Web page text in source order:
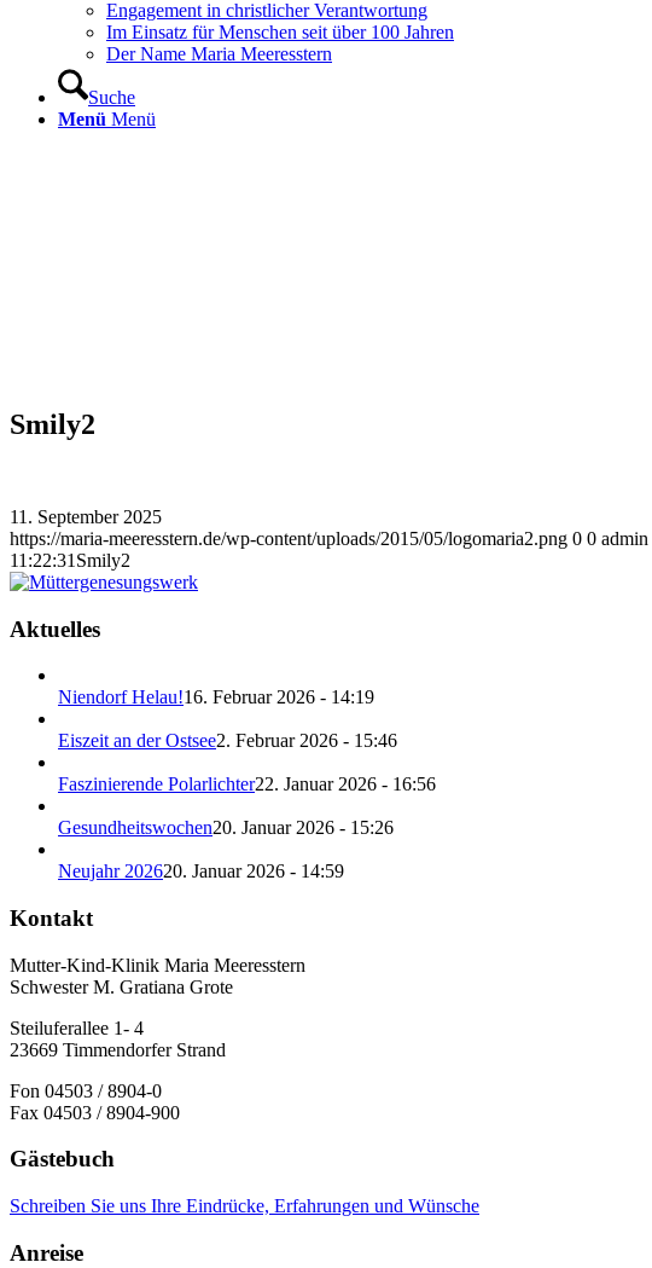
Engagement in christlicher Verantwortung
Im Einsatz für Menschen seit über 100 Jahren
Der Name Maria Meeresstern
Suche
Menü Menü
Smily2
11. September 2025
https://maria-meeresstern.de/wp-content/uploads/2015/05/logomaria2.png 0 0 admin
11:22:31 Smily2
Aktuelles
Niendorf Helau!16. Februar 2026 - 14:19
Eiszeit an der Ostsee2. Februar 2026 - 15:46
Faszinierende Polarlichter22. Januar 2026 - 16:56
Gesundheitswochen20. Januar 2026 - 15:26
Neujahr 202620. Januar 2026 - 14:59
Kontakt
Mutter-Kind-Klinik Maria Meeresstern
Schwester M. Gratiana Grote
Steiluferallee 1- 4
23669 Timmendorfer Strand
Fon 04503 / 8904-0
Fax 04503 / 8904-900
Gästebuch
Schreiben Sie uns Ihre Eindrücke, Erfahrungen und Wünsche
Anreise